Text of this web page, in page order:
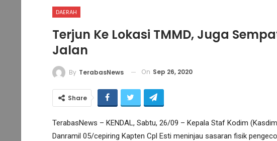
DAERAH
Terjun Ke Lokasi TMMD, Juga
Jalan
By TerabasNews On Sep 26, 2020
Share
TerabasNews – KENDAL, Sabtu, 26/09 – Kepala Staf Kodim
Danramil 05/cepiring Kapten Cpl Esti meninjau sasaran fisik